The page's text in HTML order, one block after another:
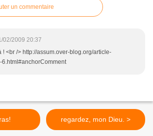
un commentaire
02/2009 20:37
! <br /> http://assum.over-blog.org/article-
regardez, mon Dieu. >